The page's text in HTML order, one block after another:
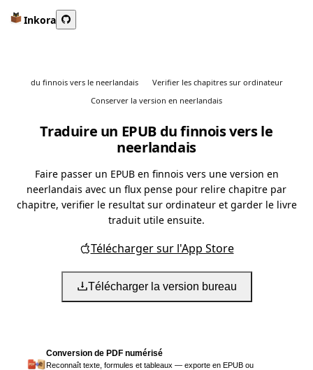
Inkora
du finnois vers le neerlandais
Verifier les chapitres sur ordinateur
Conserver la version en neerlandais
Traduire un EPUB du finnois vers le
neerlandais
Faire passer un EPUB en finnois vers une version en
neerlandais avec un flux pense pour relire chapitre par
chapitre, verifier le resultat sur ordinateur et garder le livre
traduit utile ensuite.
Télécharger sur l'App Store
Télécharger la version bureau
Conversion de PDF numérisé
Reconnaît texte, formules et tableaux — exporte en EPUB ou